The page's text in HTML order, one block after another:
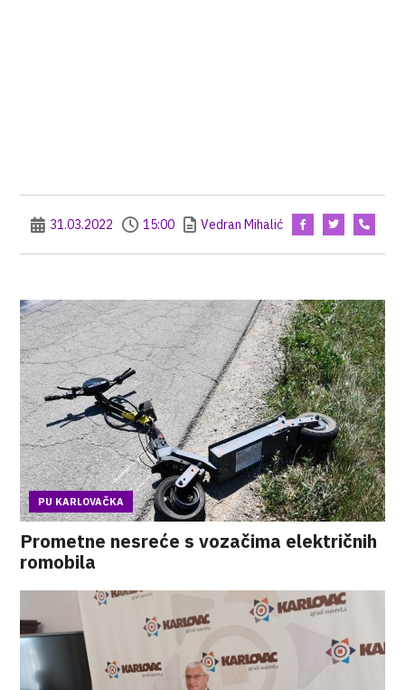
31.03.2022 15:00 Vedran Mihalić
PU KARLOVAČKA
Prometne nesreće s vozačima električnih
romobila